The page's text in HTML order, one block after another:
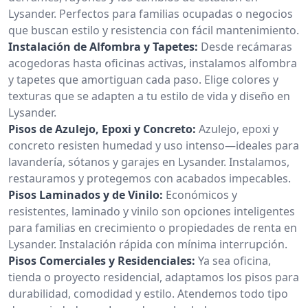
Lysander. Perfectos para familias ocupadas o negocios
que buscan estilo y resistencia con fácil mantenimiento.
Instalación de Alfombra y Tapetes: Desde recámaras
acogedoras hasta oficinas activas, instalamos alfombra
y tapetes que amortiguan cada paso. Elige colores y
texturas que se adapten a tu estilo de vida y diseño en
Lysander.
Pisos de Azulejo, Epoxi y Concreto: Azulejo, epoxi y
concreto resisten humedad y uso intenso—ideales para
lavandería, sótanos y garajes en Lysander. Instalamos,
restauramos y protegemos con acabados impecables.
Pisos Laminados y de Vinilo: Económicos y
resistentes, laminado y vinilo son opciones inteligentes
para familias en crecimiento o propiedades de renta en
Lysander. Instalación rápida con mínima interrupción.
Pisos Comerciales y Residenciales: Ya sea oficina,
tienda o proyecto residencial, adaptamos los pisos para
durabilidad, comodidad y estilo. Atendemos todo tipo